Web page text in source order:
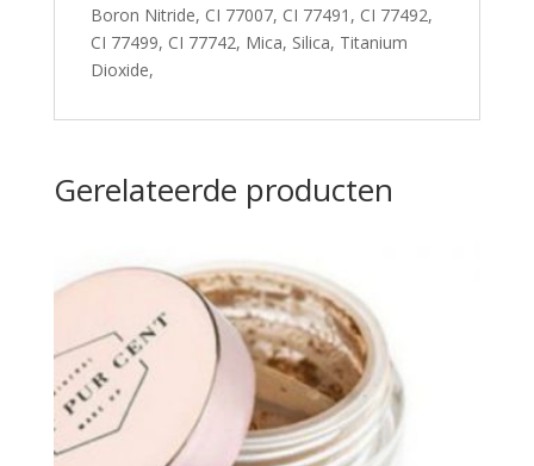
Boron Nitride, CI 77007, CI 77491, CI 77492,
CI 77499, CI 77742, Mica, Silica, Titanium
Dioxide,
Gerelateerde producten